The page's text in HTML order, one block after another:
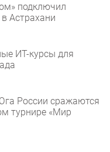
подключил
Астрахани
ИТ-курсы для
России сражаются
турнире «Мир